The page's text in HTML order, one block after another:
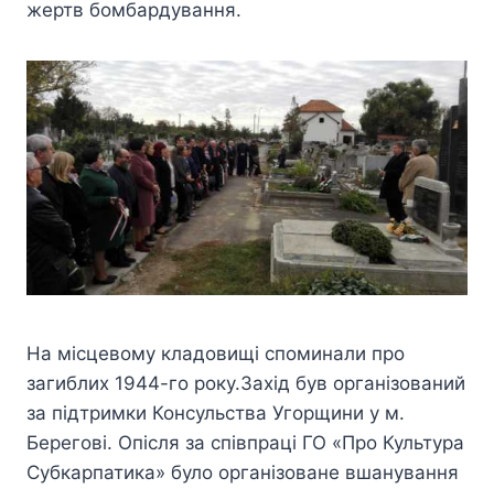
жертв бомбардування.
На місцевому кладовищі споминали про
загиблих 1944-го року.Захід був організований
за підтримки Консульства Угорщини у м.
Берегові. Опісля за співпраці ГО «Про Культура
Субкарпатика» було організоване вшанування